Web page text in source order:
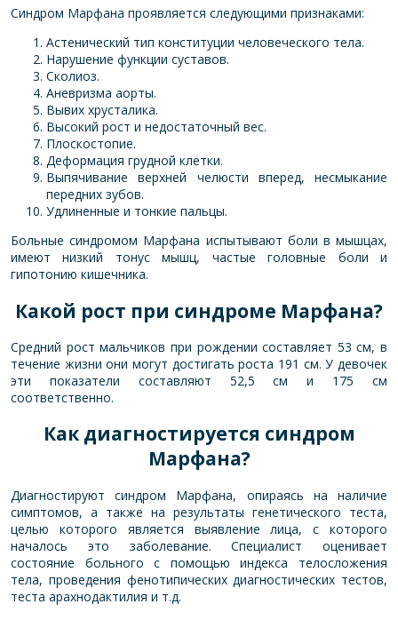
Синдром Марфана проявляется следующими признаками:
Астенический тип конституции человеческого тела.
Нарушение функции суставов.
Сколиоз.
Аневризма аорты.
Вывих хрусталика.
Высокий рост и недостаточный вес.
Плоскостопие.
Деформация грудной клетки.
Выпячивание верхней челюсти вперед, несмыкание
передних зубов.
Удлиненные и тонкие пальцы.
Больные синдромом Марфана испытывают боли в мышцах,
имеют низкий тонус мышц, частые головные боли и
гипотонию кишечника.
Какой рост при синдроме Марфана?
Средний рост мальчиков при рождении составляет 53 см, в
течение жизни они могут достигать роста 191 см. У девочек
эти показатели составляют 52,5 см и 175 см
соответственно.
Как диагностируется синдром
Марфана?
Диагностируют синдром Марфана, опираясь на наличие
симптомов, а также на результаты генетического теста,
целью которого является выявление лица, с которого
началось это заболевание. Специалист оценивает
состояние больного с помощью индекса телосложения
тела, проведения фенотипических диагностических тестов,
теста арахнодактилия и т.д.